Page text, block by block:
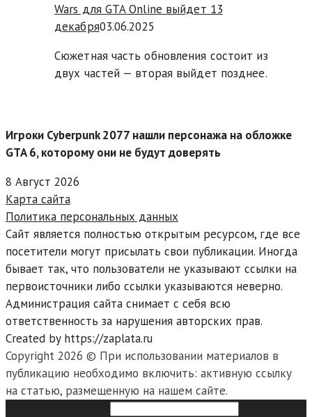
Wars для GTA Online выйдет 13
декабря03.06.2025
Сюжетная часть обновления состоит из
двух частей — вторая выйдет позднее.
Игроки Cyberpunk 2077 нашли персонажа на обложке
GTA 6, которому они не будут доверять
8 Август 2026
Карта сайта
Политика персональных данных
Сайт является полностью открытым ресурсом, где все
посетители могут присылать свои публикации. Иногда
бывает так, что пользователи не указывают ссылки на
первоисточники либо ссылки указываются неверно.
Администрация сайта снимает с себя всю
ответственность за нарушения авторских прав.
Created by https://zaplata.ru
Copyright 2026 © При использовании материалов в
публикацию необходимо включить: активную ссылку
на статью, размещенную на нашем сайте.